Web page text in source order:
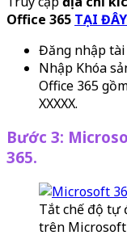
Office 365 TẠI
Đăng nhập
Nhập Khóa
Office 365
XXXXX.
Bước 3:
365.
Tắt chế độ tự
trên